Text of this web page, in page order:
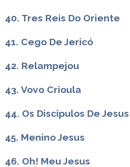
40. Tres Reis Do Oriente
41. Cego De Jericó
42. Relampejou
43. Vovo Crioula
44. Os Discipulos De Jesus
45. Menino Jesus
46. Oh! Meu Jesus